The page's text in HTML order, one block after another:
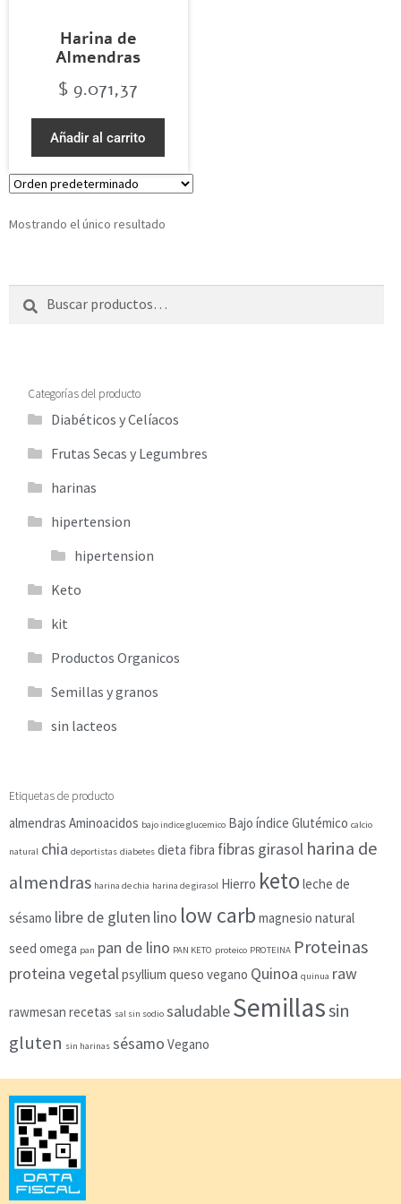
Categorías del producto
Diabéticos y Celíacos
Frutas Secas y Legumbres
harinas
hipertension
hipertension
Keto
kit
Productos Organicos
Semillas y granos
sin lacteos
Etiquetas de producto
almendras Aminoacidos bajo indice glucemico Bajo índice Glutémico calcio
natural chia deportistas diabetes dieta fibra fibras girasol harina de
almendras harina de chia harina de girasol Hierro keto leche de
sésamo libre de gluten lino low carb magnesio natural
seed omega pan pan de lino PAN KETO proteico PROTEINA Proteinas
proteina vegetalpsyllium queso vegano Quinoa quinua raw
rawmesan recetas sal sin sodio saludableSemillassin
gluten sin harinas sésamo Vegano
Harina de
Almendras
$ 9.071,37
Añadir al carrito
Mostrando el único resultado